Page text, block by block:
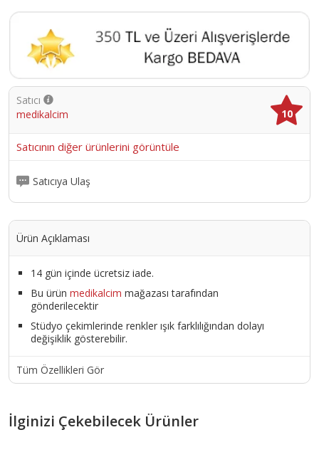
Satıcı
medikalcim
10
Satıcının diğer ürünlerini görüntüle
Satıcıya Ulaş
Ürün Açıklaması
14 gün içinde ücretsiz iade.
Bu ürün medikalcim mağazası tarafından
gönderilecektir
Stüdyo çekimlerinde renkler ışık farklılığından dolayı
değişiklik gösterebilir.
Tüm Özellikleri Gör
İlginizi Çekebilecek Ürünler